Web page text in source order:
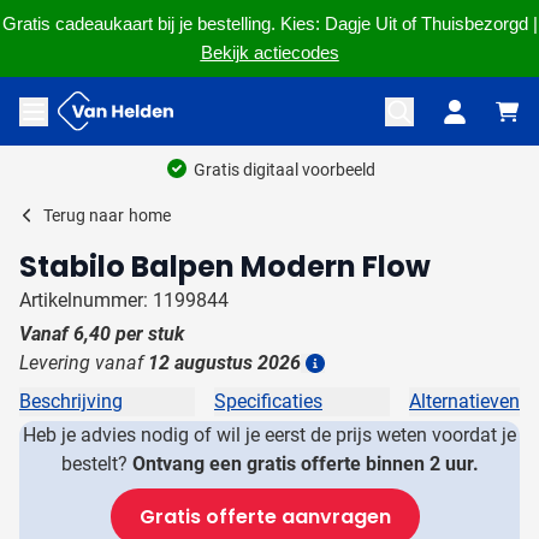
Gratis cadeaukaart bij je bestelling. Kies: Dagje Uit of Thuisbezorgd |
Bekijk actiecodes
Ga naar de inhoud
Menu openen
Gratis digitaal voorbeeld
Terug naar home
Stabilo Balpen Modern Flow
Artikelnummer: 1199844
Vanaf6,40 per stuk
Levering vanaf 12 augustus 2026
Beschrijving Specificaties
Alternatieven
Heb je advies nodig of wil je eerst de prijs weten voordat je
bestelt? Ontvang een gratis offerte binnen 2 uur.
Gratis offerte aanvragen